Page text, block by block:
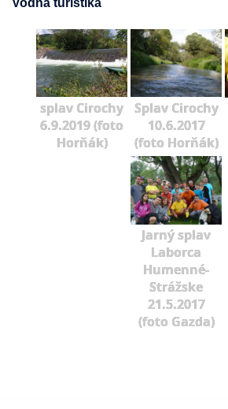
splav Cirochy
6.9.2019 (foto
Horňák)
Splav Cirochy
10.6.2017
(foto Horňák)
Jarný splav
Laborca
Humenné-
Strážske
21.5.2017
(foto Gazda)